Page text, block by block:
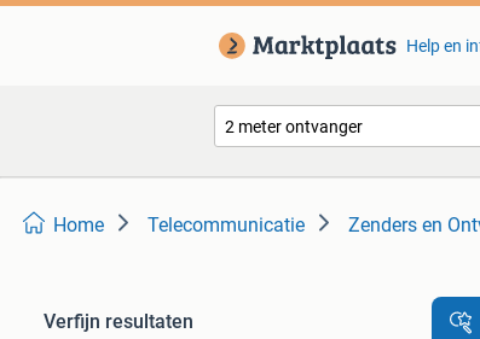
Help en
Home Telecommunicatie Zenders en
Verfijn resultaten